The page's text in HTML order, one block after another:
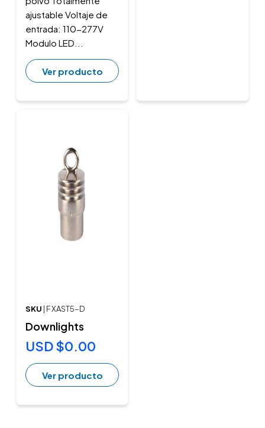
ajustable Voltaje de
entrada: 110-277V
Modulo LED...
Ver producto
SKU | F XAST5-D
Downlights
USD $0.00
Ver producto